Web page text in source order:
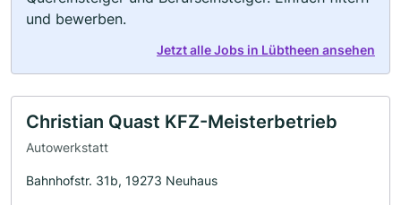
und bewerben.
Jetzt alle Jobs in Lübtheen ansehen
Christian Quast KFZ-Meisterbetrieb
Autowerkstatt
Bahnhofstr. 31b, 19273 Neuhaus